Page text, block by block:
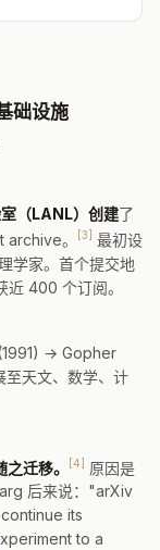
础设施
（LANL）创建了
。
[3] 最初设
学家。首个提交地
400 个订阅。
→ Gopher
天文、数学、计
迁移。 [4] 原因是
后来说："arXiv
its
to a